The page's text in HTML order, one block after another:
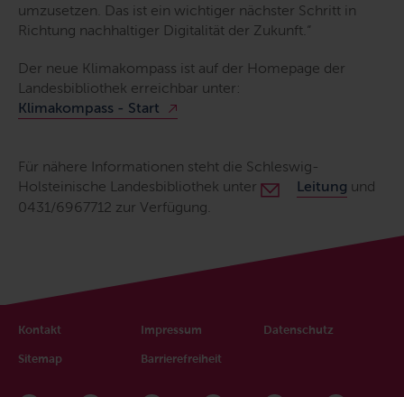
umzusetzen. Das ist ein wichtiger nächster Schritt in
Richtung nachhaltiger Digitalität der Zukunft.“
Der neue Klimakompass ist auf der Homepage der
Landesbibliothek erreichbar unter:
Klimakompass - Start
Für nähere Informationen steht die Schleswig-
Holsteinische Landesbibliothek unter
Leitung und
0431/6967712 zur Verfügung.
Kontakt Impressum Datenschutz
Sitemap Barrierefreiheit